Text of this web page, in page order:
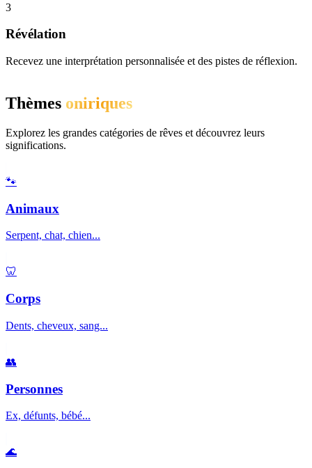
3
Révélation
Recevez une interprétation personnalisée et des pistes de réflexion.
Thèmes oniriques
Explorez les grandes catégories de rêves et découvrez leurs
significations.
🐾
Animaux
Serpent, chat, chien...
🦷
Corps
Dents, cheveux, sang...
👥
Personnes
Ex, défunts, bébé...
🌊